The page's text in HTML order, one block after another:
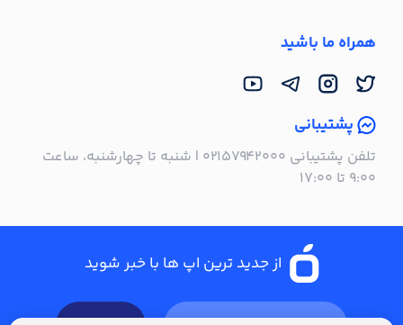
همراه ما باشید
پشتیبانی
تلفن پشتیبانی ۰۲۱۵۷۹۴۲۰۰۰ | شنبه تا چهارشنبه، ساعت
۹:۰۰ تا ۱۷:۰۰
از جدید ترین اپ ها با خبر شوید